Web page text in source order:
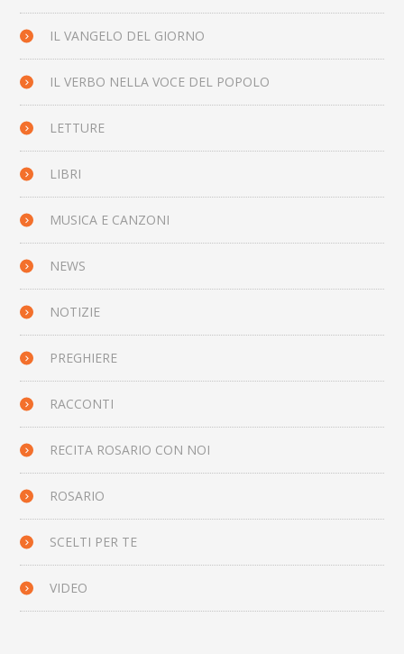
IL VANGELO DEL GIORNO
IL VERBO NELLA VOCE DEL POPOLO
LETTURE
LIBRI
MUSICA E CANZONI
NEWS
NOTIZIE
PREGHIERE
RACCONTI
RECITA ROSARIO CON NOI
ROSARIO
SCELTI PER TE
VIDEO